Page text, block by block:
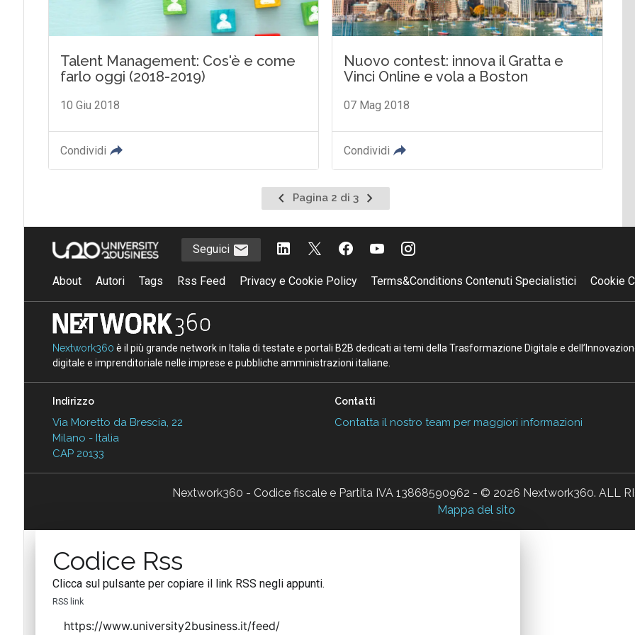
Talent Management: Cos'è e come
farlo oggi (2018-2019)
10 Giu 2018
Condividi
Nuovo contest: innova il Gratta e
Vinci Online e vola a Boston
07 Mag 2018
Condividi
Pagina
precedente
Pagina 2 di 3
Pagina
successiva
Seguici
About Autori Tags Rss Feed Privacy e Cookie Policy Terms&Conditions Contenuti Specialistici Cookie
Nextwork360 è il più grande network in Italia di testate e portali B2B dedicati ai temi della Trasformazione Digitale e
digitale e imprenditoriale nelle imprese e pubbliche amministrazioni italiane.
Indirizzo
Via Moretto da Brescia, 22
Milano - Italia
CAP 20133
Contatti
Contatta il nostro team per maggiori informazioni
Nextwork360 - Codice fiscale e Partita IVA 13868590962 - © 2026 Nextwork360. ALL
Mappa del sito
Codice Rss
Clicca sul pulsante per copiare il link RSS negli appunti.
RSS link